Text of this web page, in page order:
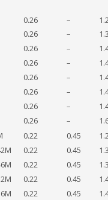
0.26 –
0.26 –
0.26 –
0.26 –
0.26 –
0.26 –
0.26 –
0.26 –
0.22 0.45
0.22 0.45
0.22 0.45
0.22 0.45
0.22 0.45